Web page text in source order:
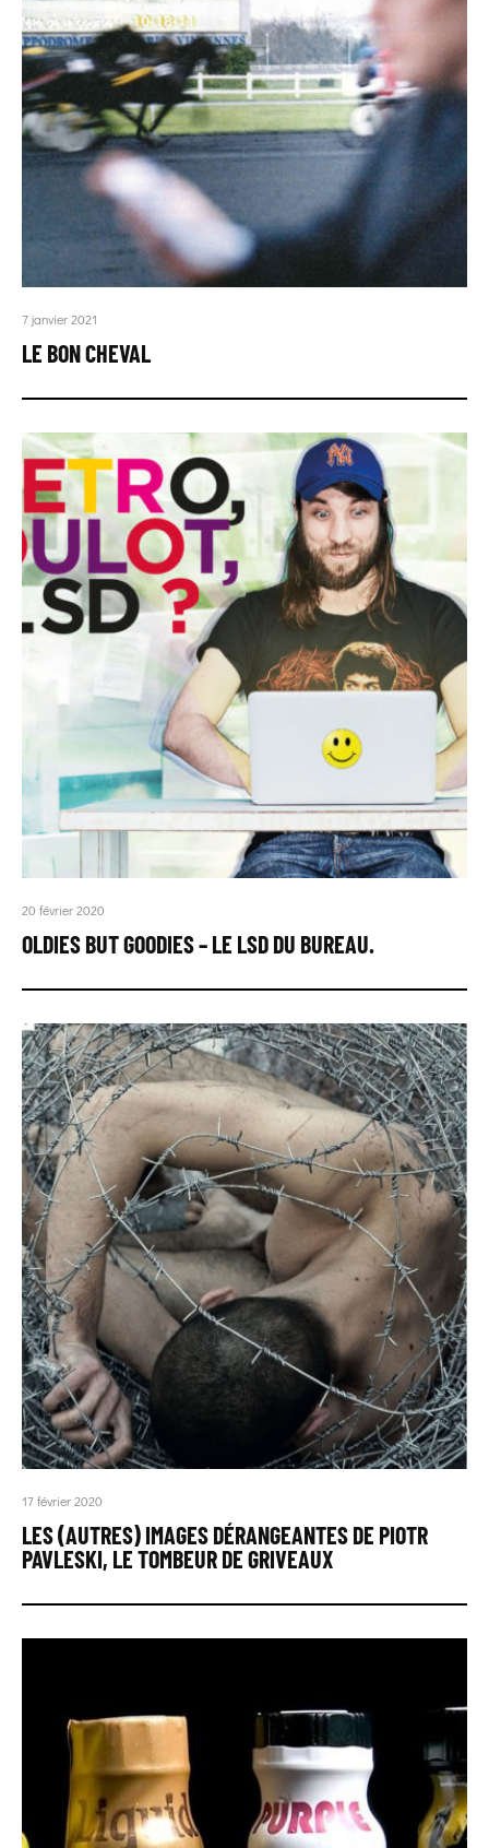
7 janvier 2021
LE BON CHEVAL
20 février 2020
OLDIES BUT GOODIES – LE LSD DU BUREAU.
17 février 2020
LES (AUTRES) IMAGES DÉRANGEANTES DE PIOTR
PAVLESKI, LE TOMBEUR DE GRIVEAUX